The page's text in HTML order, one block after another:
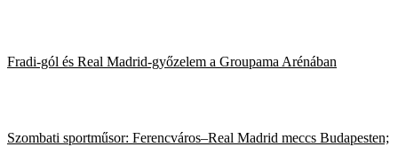
Fradi-gól és Real Madrid-győzelem a Groupama Arénában
Szombati sportműsor: Ferencváros–Real Madrid meccs Budapesten;